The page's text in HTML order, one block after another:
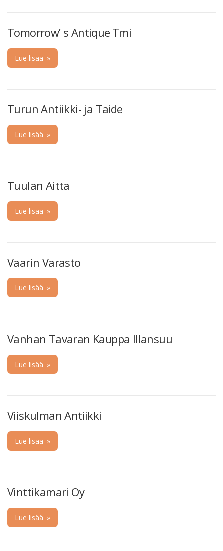
Tomorrow’ s Antique Tmi
Lue lisää »
Turun Antiikki- ja Taide
Lue lisää »
Tuulan Aitta
Lue lisää »
Vaarin Varasto
Lue lisää »
Vanhan Tavaran Kauppa Illansuu
Lue lisää »
Viiskulman Antiikki
Lue lisää »
Vinttikamari Oy
Lue lisää »